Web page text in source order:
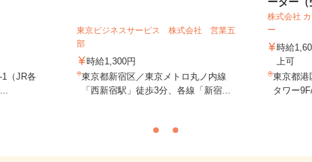
（JR各
東京ビジネスサービス 株式会社 営業五
部
時給1,300円
東京都新宿区／東京メトロ丸ノ内線
「西新宿駅」徒歩3分、各線「新宿...
株式会社
ー
時給
上可
東京都港
タワー